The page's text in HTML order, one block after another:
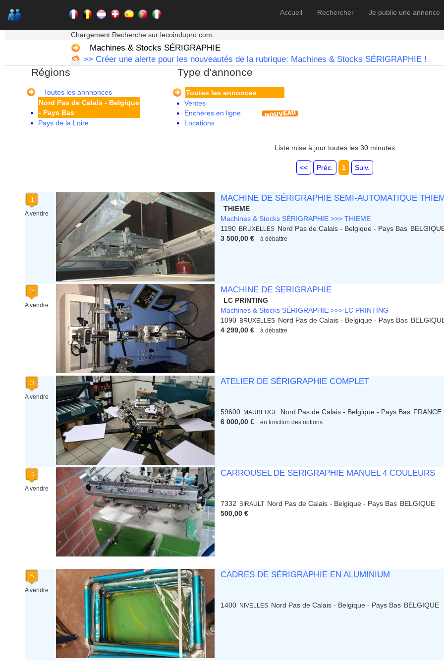
Accueil Rechercher
Je publie une annonce
Chargement Recherche sur lecoindupro.com...
Machines & Stocks SÉRIGRAPHIE
>> Créer une alerte pour les nouveautés de la rubrique: Machines & Stocks SÉRIGRAPHIE !
Régions
Toutes les annnonces
Ile de France
Languedoc Roussillon
Mayotte
Midi Pyrenees - Espagne -
Portugal
Nord Pas de Calais - Belgique
- Pays Bas
Pays de la Loire
Type d'annonce
Toutes les annonces
Ventes
Enchères en ligne
Locations
Liste mise à jour toutes les 30 minutes.
<< Préc. 1 Suiv.
A vendre
MACHINE DE SÉRIGRAPHIE SEMI-AUTOMATIQUE
THIEME
Machines & Stocks SÉRIGRAPHIE >>> THIEME
1190
BRUXELLES Nord Pas de Calais - Belgique - Pays Bas
3 500,00 €
à débattre
A vendre
MACHINE DE SERIGRAPHIE
LC PRINTING
Machines & Stocks SÉRIGRAPHIE >>> LC PRINTING
1090
BRUXELLES Nord Pas de Calais - Belgique - Pays Bas
4 299,00 €
à débattre
A vendre
ATELIER DE SÉRIGRAPHIE COMPLET
59600 MAUBEUGE Nord Pas de Calais - Belgique - Pays Bas FRANCE
6 000,00 €
en fonction des options
A vendre
CARROUSEL DE SERIGRAPHIE MANUEL 4 COULEURS
7332 SIRAULT Nord Pas de Calais - Belgique - Pays Bas BELGIQUE
500,00 €
A vendre
CADRES DE SÉRIGRAPHIE EN ALUMINIUM
1400 NIVELLES Nord Pas de Calais - Belgique - Pays Bas BELGIQUE